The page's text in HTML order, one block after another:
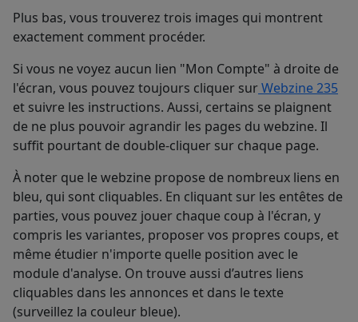
Plus bas, vous trouverez trois images qui montrent
exactement comment procéder.
Si vous ne voyez aucun lien "Mon Compte" à droite de
l'écran, vous pouvez toujours cliquer surWebzine 235
et suivre les instructions. Aussi, certains se plaignent
de ne plus pouvoir agrandir les pages du webzine. Il
suffit pourtant de double-cliquer sur chaque page.
À noter que le webzine propose de nombreux liens en
bleu, qui sont cliquables. En cliquant sur les entêtes de
parties, vous pouvez jouer chaque coup à l'écran, y
compris les variantes, proposer vos propres coups, et
même étudier n'importe quelle position avec le
module d'analyse. On trouve aussi d’autres liens
cliquables dans les annonces et dans le texte
(surveillez la couleur bleue).